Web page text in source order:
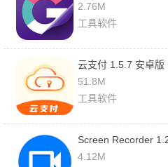
2.76M
工具软件
云支付 1.5.7 安卓版
51.8M
工具软件
Screen Recorder
4.12M